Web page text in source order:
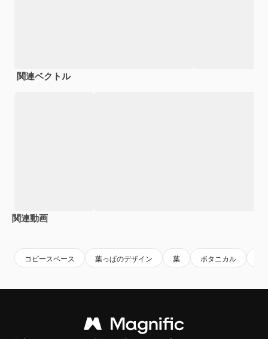
関連ベクトル
関連動画
コピースペース 葉っぱのデザイン 葉 ボタニカル